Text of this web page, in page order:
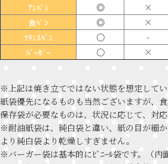
ｱﾝﾊﾟﾝ ◎ ×
食ﾊﾟﾝ ◎ ×
ﾌﾗﾝｽﾊﾟﾝ 〇 -
ﾊﾞｰｶﾞｰ 〇 ×
※上記は焼き立てではない状態を想定してい
紙袋優先になるものも当然ございますが、
保存袋が必要なものは、状況に応じて、対応
※耐油紙袋は、純白袋と違い、紙の目が細
より純白袋より乾燥しすぎません。
※バーガー袋は基本的にﾋﾞﾆｰﾙ袋です。（内